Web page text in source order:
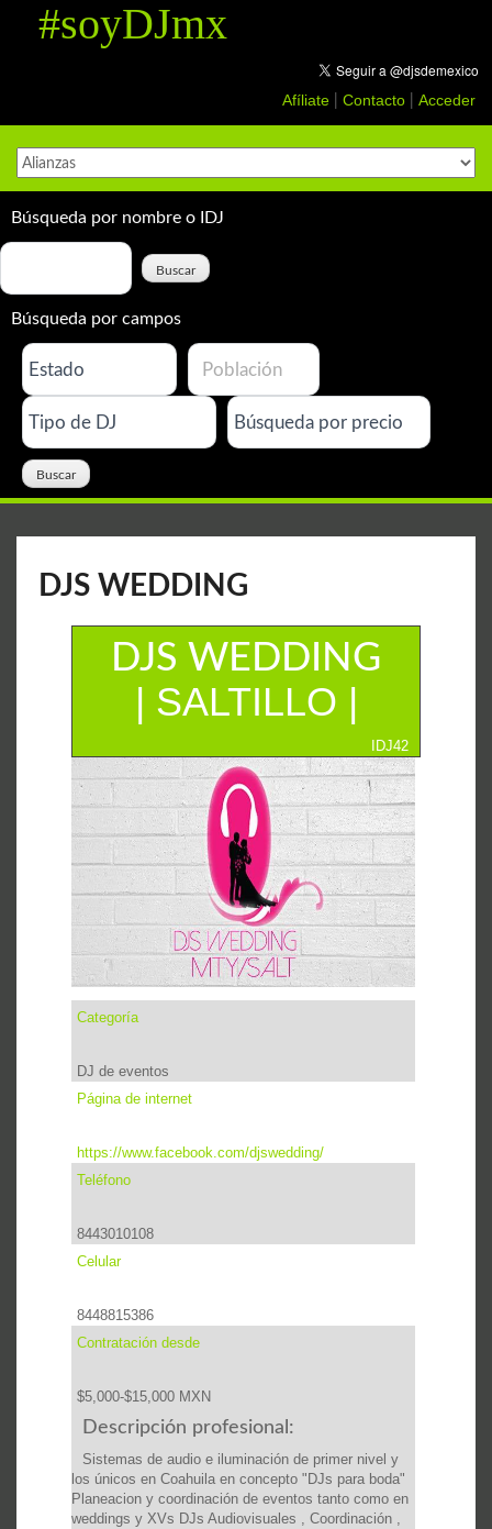
#soyDJmx
Afíliate Contacto Acceder
Búsqueda por nombre o IDJ
Búsqueda por campos
DJS WEDDING
DJS WEDDING
| SALTILLO |
IDJ42
Categoría
DJ de eventos
Página de internet
https://www.facebook.com/djswedding/
Teléfono
8443010108
Celular
8448815386
Contratación desde
$5,000-$15,000 MXN
Descripción profesional:
Sistemas de audio e iluminación de primer nivel y
los únicos en Coahuila en concepto "DJs para boda"
Planeacion y coordinación de eventos tanto como en
weddings y XVs DJs Audiovisuales , Coordinación ,